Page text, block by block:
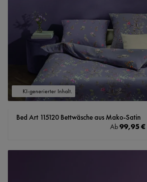
KI-generierter Inhalt.
Bed Art 115120 Bettwäsche aus Mako-Satin
Regulärer Preis:
Ab99,95 €